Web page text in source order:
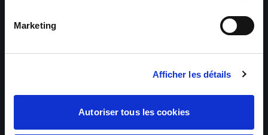
Marketing
Afficher les détails
Autoriser tous les cookies
Bâtiment et Tertiaire
Logistique, Bâtiment et
Guebwiller – Industrie,
Experts Paris – Tertiaire,
Cadres
Experts Strasbourg –
Illkirch-Graffenstaden
Experts Saint-Louis –
Tertiaire, Techniciens,
Ingénieurs et Cadres